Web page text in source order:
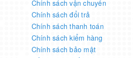
Chính sách vận chuyển
Chính sách đổi trả
Chính sách thanh toán
Chính sách kiểm hàng
Chính sách bảo mật